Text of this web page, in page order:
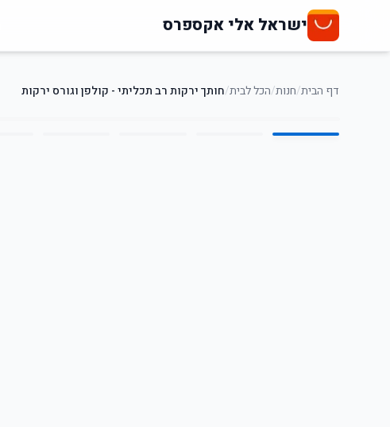
ישראל אלי אקספרס
דף הבית/חנות/הכל לבית/חותך ירקות רב תכליתי - קולפן וגורס ירקות
1
/
5